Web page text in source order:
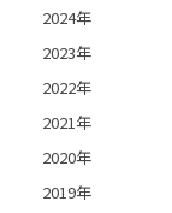
2024年
2023年
2022年
2021年
2020年
2019年